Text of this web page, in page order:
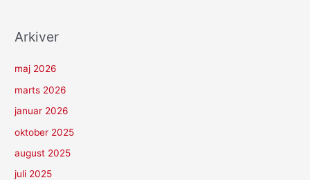
Arkiver
maj 2026
marts 2026
januar 2026
oktober 2025
august 2025
juli 2025